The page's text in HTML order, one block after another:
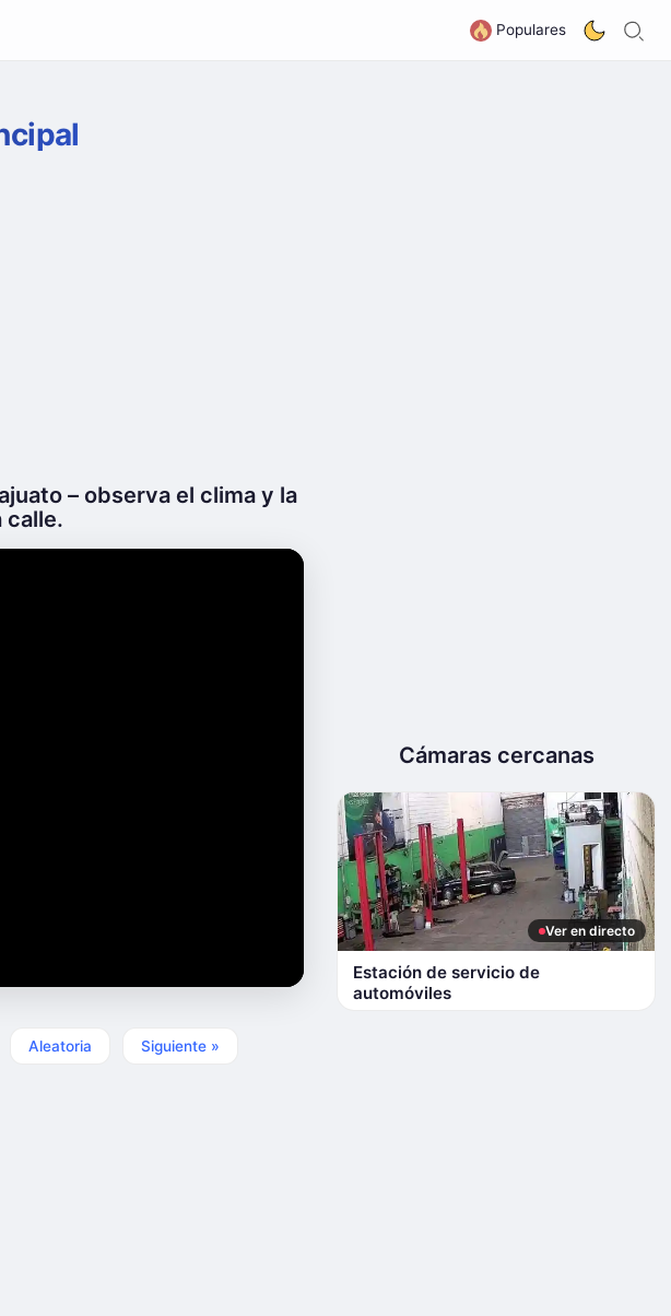
Populares
– observa el clima y la
calle.
Aleatoria Siguiente »
Cámaras cercanas
Ver en directo
Estación de servicio de
automóviles